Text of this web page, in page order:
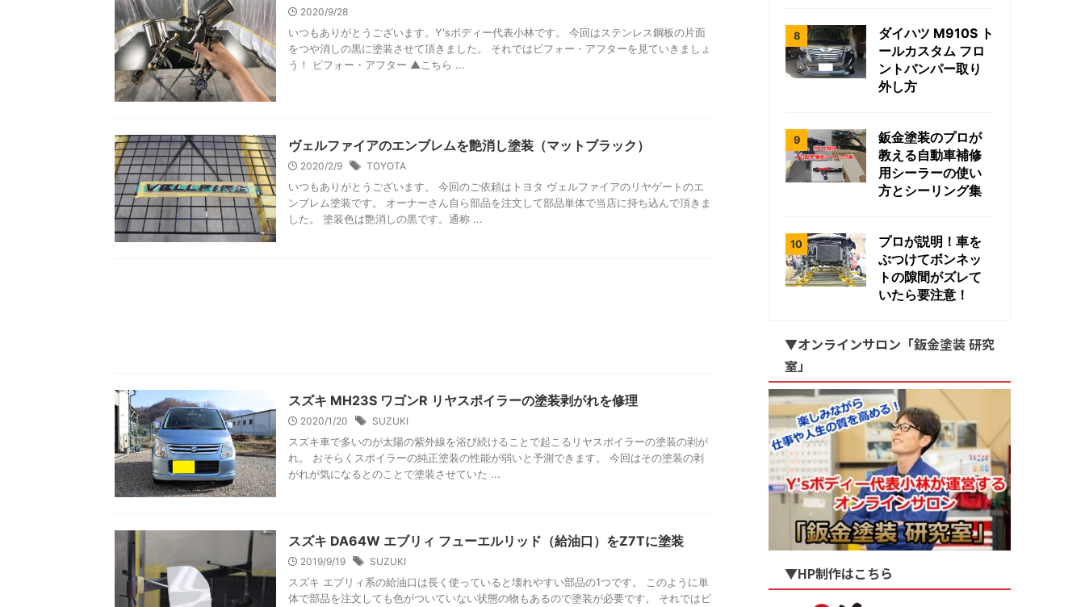
2020/9/28
いつもありがとうございます。Y'sボディー代表小林です。 今回はステンレス鋼板の片面
をつや消しの黒に塗装させて頂きました。 それではビフォー・アフターを見ていきましょ
う！ ビフォー・アフター ▲こちら ...
ヴェルファイアのエンブレムを艶消し塗装（マットブラック）
2020/2/9 TOYOTA
いつもありがとうございます。 今回のご依頼はトヨタ ヴェルファイアのリヤゲートのエ
ンブレム塗装です。 オーナーさん自ら部品を注文して部品単体で当店に持ち込んで頂きま
した。 塗装色は艶消しの黒です。通称 ...
スズキ MH23S ワゴンR リヤスポイラーの塗装剥がれを修理
2020/1/20 SUZUKI
スズキ車で多いのが太陽の紫外線を浴び続けることで起こるリヤスポイラーの塗装の剥が
れ。 おそらくスポイラーの純正塗装の性能が弱いと予測できます。 今回はその塗装の剥
がれが気になるとのことで塗装させていた ...
スズキ DA64W エブリィ フューエルリッド（給油口）をZ7Tに塗装
2019/9/19 SUZUKI
スズキ エブリィ系の給油口は長く使っていると壊れやすい部品の1つです。 このように単
体で部品を注文しても色がついていない状態の物もあるので塗装が必要です。 それではビ
ダイハツ M910S ト
ールカスタム フロ
ントバンパー取り
外し方
鈑金塗装のプロが
教える自動車補修
用シーラーの使い
方とシーリング集
プロが説明！車を
ぶつけてボンネッ
トの隙間がズレて
いたら要注意！
▼オンラインサロン「鈑金塗装 研究
室」
▼HP制作はこちら